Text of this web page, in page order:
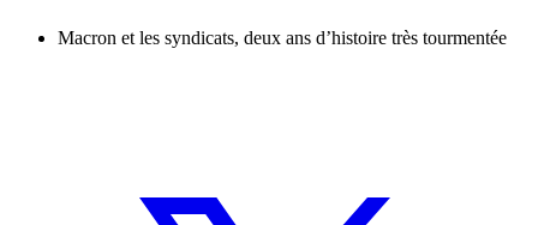
Macron et les syndicats, deux ans d’histoire très tourmentée